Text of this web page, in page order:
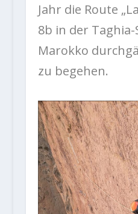
Jahr die Route
8b in der
Marokko
zu begehen.